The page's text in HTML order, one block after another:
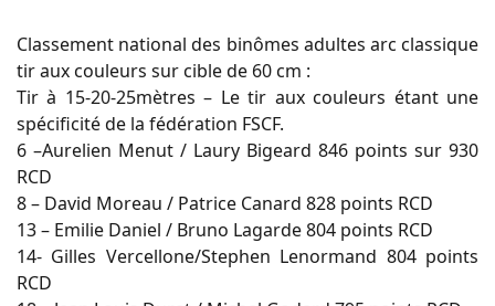
Classement national des binômes adultes arc classique
tir aux couleurs sur cible de 60 cm :
Tir à 15-20-25mètres – Le tir aux couleurs étant une
spécificité de la fédération FSCF.
6 –Aurelien Menut / Laury Bigeard 846 points sur 930
RCD
8 – David Moreau / Patrice Canard 828 points RCD
13 – Emilie Daniel / Bruno Lagarde 804 points RCD
14- Gilles Vercellone/Stephen Lenormand 804 points
RCD